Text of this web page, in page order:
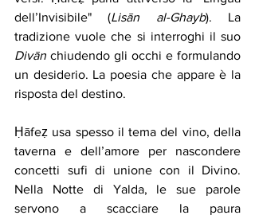
dell’Invisibile" (Lisān al-Ghayb). La
Divān chiudendo gli occhi e formulando
un desiderio. La poesia che appare è la
risposta del destino.
Ḥāfeẓ usa spesso il tema del vino, della
taverna e dell’amore per nascondere
concetti sufi di unione con il Divino.
Nella Notte di Yalda, le sue parole
servono a scacciare la paura